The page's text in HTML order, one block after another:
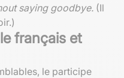
saying goodbye. (Il
français et
le participe